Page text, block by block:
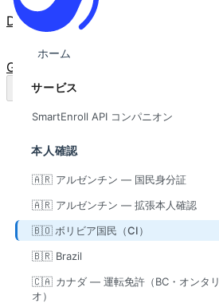
Docs
GitHub
ホーム
サービス
SmartEnroll API コンパニオン
本人確認
🇦🇷 アルゼンチン — 国民身分証
🇦🇷 アルゼンチン — 拡張本人確認
🇧🇴 ボリビア国民（CI）
🇧🇷 Brazil
🇨🇦 カナダ — 運転免許（BC・オンタリ
オ）